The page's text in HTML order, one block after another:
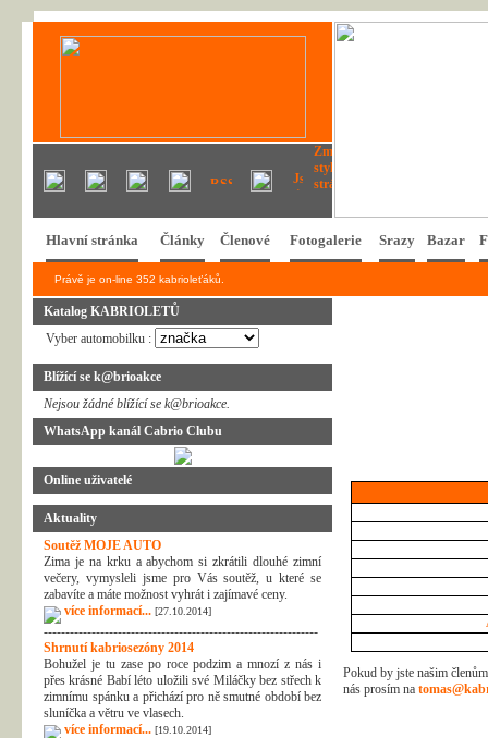
Hlavní stránka Články Členové Fotogalerie Srazy Bazar
Právě je on-line 352 kabrioleťáků.
Katalog KABRIOLETŮ
Vyber automobilku :
Blížící se k@brioakce
Nejsou žádné blížící se k@brioakce.
WhatsApp kanál Cabrio Clubu
Online uživatelé
Aktuality
Soutěž MOJE AUTO
Zima je na krku a abychom si zkrátili dlouhé zimní
večery, vymysleli jsme pro Vás soutěž, u které se
zabavíte a máte možnost vyhrát i zajímavé ceny.
více informací... [27.10.2014]
---------------------------------------------------------------
Shrnutí kabriosezóny 2014
Bohužel je tu zase po roce podzim a mnozí z nás i
přes krásné Babí léto uložili své Miláčky bez střech k
zimnímu spánku a přichází pro ně smutné období bez
sluníčka a větru ve vlasech.
více informací... [19.10.2014]
Pokud by jste našim
nás prosím na